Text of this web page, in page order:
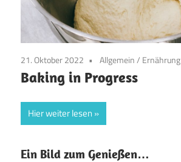
21. Oktober 2022 Allgemein/ Ernährung
Baking in Progress
Hier weiter lesen
Ein Bild zum Genießen…